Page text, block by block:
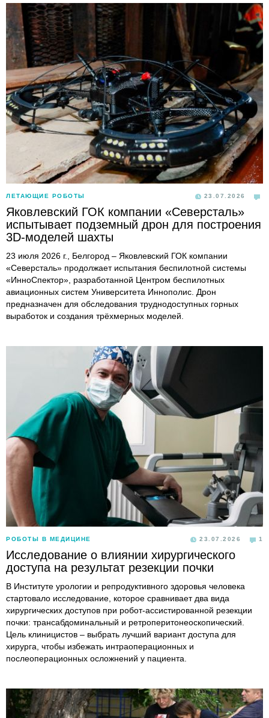
ЛЕТАЮЩИЕ РОБОТЫ 23.07.2026
Яковлевский ГОК компании «Северсталь»
испытывает подземный дрон для построения
3D-моделей шахты
23 июля 2026 г., Белгород – Яковлевский ГОК компании
«Северсталь» продолжает испытания беспилотной системы
«ИнноСпектор», разработанной Центром беспилотных
авиационных систем Университета Иннополис. Дрон
предназначен для обследования труднодоступных горных
выработок и создания трёхмерных моделей.
РОБОТЫ В МЕДИЦИНЕ 23.07.2026 1
Исследование о влиянии хирургического
доступа на результат резекции почки
В Институте урологии и репродуктивного здоровья человека
стартовало исследование, которое сравнивает два вида
хирургических доступов при робот-ассистированной резекции
почки: трансабдоминальный и ретроперитонеоскопический.
Цель клиницистов – выбрать лучший вариант доступа для
хирурга, чтобы избежать интраоперационных и
послеоперационных осложнений у пациента.